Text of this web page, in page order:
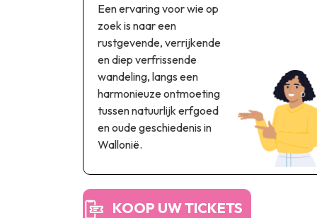
Een ervaring voor wie op
zoek is naar een
rustgevende, verrijkende
en diep verfrissende
wandeling, langs een
harmonieuze ontmoeting
tussen natuurlijk erfgoed
en oude geschiedenis in
Wallonië.
KOOP UW TICKETS